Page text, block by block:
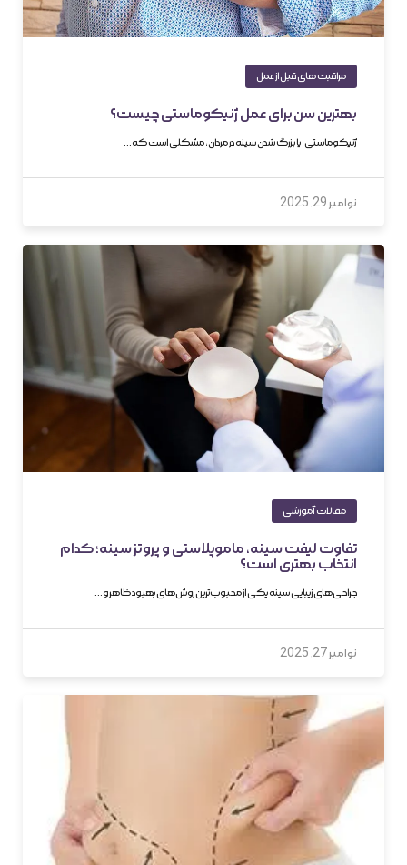
مراقبت های قبل از عمل
بهترین سن برای عمل ژنیکوماستی چیست؟
ژنیکوماستی، یا بزرگ شدن سینه در مردان، مشکلی است که…
نوامبر 29, 2025
مقالات آموزشی
تفاوت لیفت سینه، ماموپلاستی و پروتز سینه؛ کدام
انتخاب بهتری است؟
جراحی‌های زیبایی سینه یکی از محبوب‌ترین روش‌های بهبود ظاهر و…
نوامبر 27, 2025